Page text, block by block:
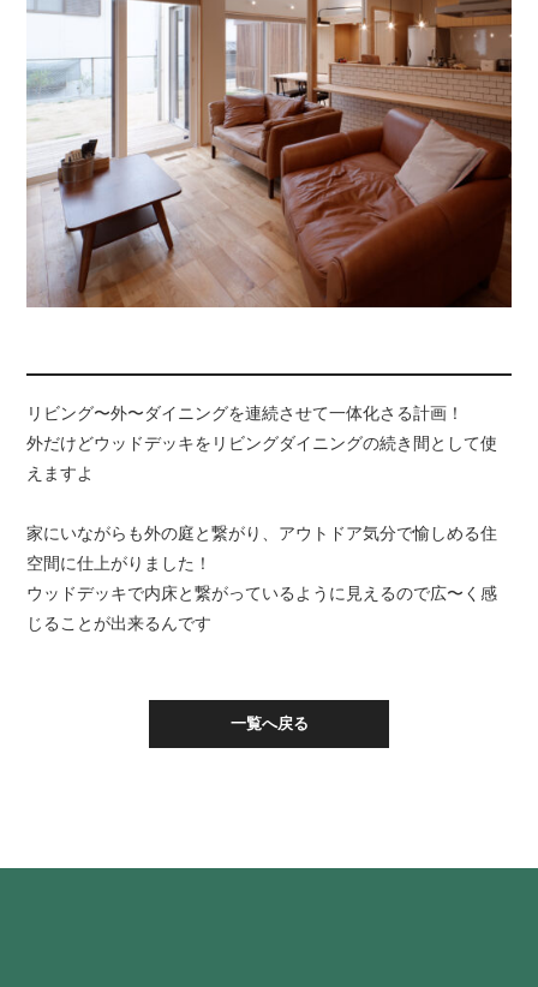
リビング〜外〜ダイニングを連続させて一体化さる計画！
外だけどウッドデッキをリビングダイニングの続き間として使
えますよ
家にいながらも外の庭と繋がり、アウトドア気分で愉しめる住
空間に仕上がりました！
ウッドデッキで内床と繋がっているように見えるので広〜く感
じることが出来るんです
一覧へ戻る